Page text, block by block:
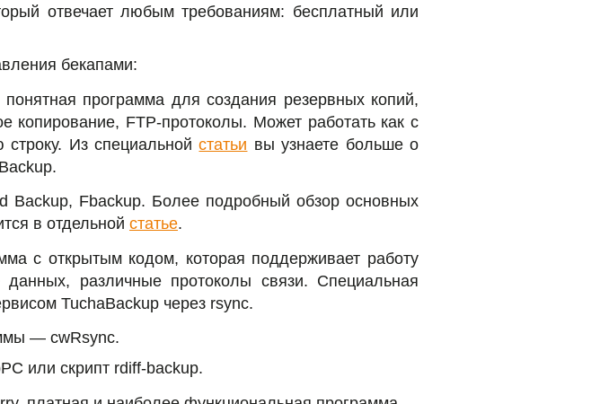
отвечает любым требованиям: бесплатный или
бекапами:
программа для создания резервных копий,
копирование, FTP-протоколы. Может работать как с
строку. Из специальнойстатьи вы узнаете больше о
Backup, Fbackup. Более подробный обзор основных
в отдельной статье.
с открытым кодом, которая поддерживает работу
различные протоколы связи. Специальная
TuchaBackup через rsync.
— cwRsync.
или скрипт rdiff-backup.